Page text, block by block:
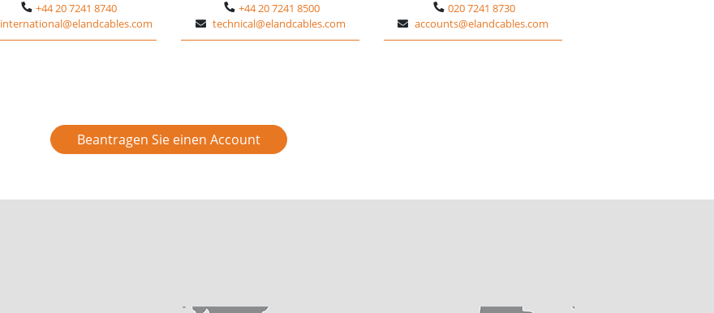
+44 20 7241 8740
international@elandcables.com
+44 20 7241 8500
technical@elandcables.com
020 7241 8730
accounts@elandcables.com
Beantragen Sie einen Account